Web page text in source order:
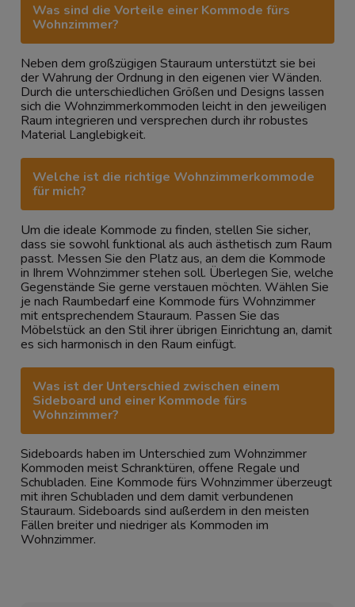
Was sind die Vorteile einer Kommode fürs
Wohnzimmer?
Neben dem großzügigen Stauraum unterstützt sie bei
der Wahrung der Ordnung in den eigenen vier Wänden.
Durch die unterschiedlichen Größen und Designs lassen
sich die Wohnzimmerkommoden leicht in den jeweiligen
Raum integrieren und versprechen durch ihr robustes
Material Langlebigkeit.
Welche ist die richtige Wohnzimmerkommode
für mich?
Um die ideale Kommode zu finden, stellen Sie sicher,
dass sie sowohl funktional als auch ästhetisch zum Raum
passt. Messen Sie den Platz aus, an dem die Kommode
in Ihrem Wohnzimmer stehen soll. Überlegen Sie, welche
Gegenstände Sie gerne verstauen möchten. Wählen Sie
je nach Raumbedarf eine Kommode fürs Wohnzimmer
mit entsprechendem Stauraum. Passen Sie das
Möbelstück an den Stil ihrer übrigen Einrichtung an, damit
es sich harmonisch in den Raum einfügt.
Was ist der Unterschied zwischen einem
Sideboard und einer Kommode fürs
Wohnzimmer?
Sideboards haben im Unterschied zum Wohnzimmer
Kommoden meist Schranktüren, offene Regale und
Schubladen. Eine Kommode fürs Wohnzimmer überzeugt
mit ihren Schubladen und dem damit verbundenen
Stauraum. Sideboards sind außerdem in den meisten
Fällen breiter und niedriger als Kommoden im
Wohnzimmer.